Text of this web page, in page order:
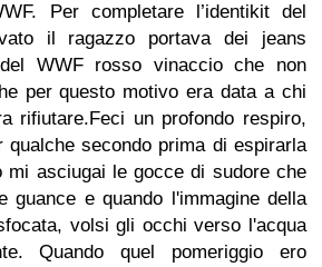
Per completare l’identikit del
il ragazzo portava dei jeans
WWF rosso vinaccio che non
per questo motivo era data a chi
rifiutare.Feci un profondo respiro,
qualche secondo prima di espirarla
mi asciugai le gocce di sudore che
guance e quando l'immagine della
volsi gli occhi verso l'acqua
Quando quel pomeriggio ero